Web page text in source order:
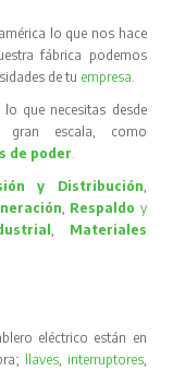
lo que nos hace
fábrica podemos
de tu empresa.
que necesitas desde
gran escala, como
de poder.
y Distribución,
, Respaldo y
, Materiales
eléctrico están en
llaves, interruptores,